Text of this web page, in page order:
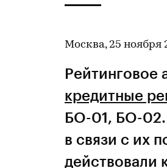
Москва, 25 ноября
Рейтинговое
кредитные
БО-01, БО-02.
в связи с их
действовали